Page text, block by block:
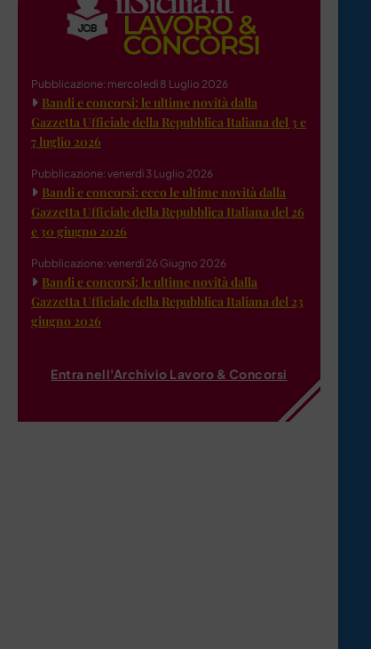
Pubblicazione: mercoledì 8 Luglio 2026
Bandi e concorsi: le ultime novità dalla
Gazzetta Ufficiale della Repubblica Italiana del 3 e
7 luglio 2026
Pubblicazione: venerdì 3 Luglio 2026
Bandi e concorsi: ecco le ultime novità dalla
Gazzetta Ufficiale della Repubblica Italiana del 26
e 30 giugno 2026
Pubblicazione: venerdì 26 Giugno 2026
Bandi e concorsi: le ultime novità dalla
Gazzetta Ufficiale della Repubblica Italiana del 23
giugno 2026
Entra nell'Archivio Lavoro & Concorsi